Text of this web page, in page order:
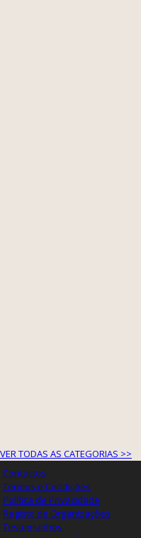
VER TODAS AS CATEGORIAS >>
Contactos
Termos e Condições
Política de Privacidade
Registo de Organizações
Testemunhos